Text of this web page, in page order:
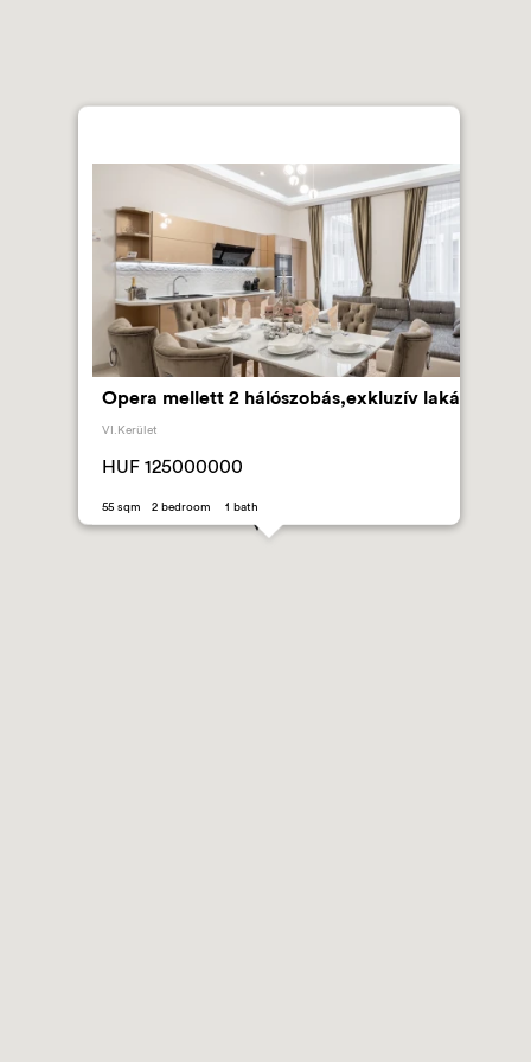
Opera mellett 2 hálószobás,exkluzív lakás
VI.Kerület
HUF 125000000
55 sqm 2 bedroom 1 bath